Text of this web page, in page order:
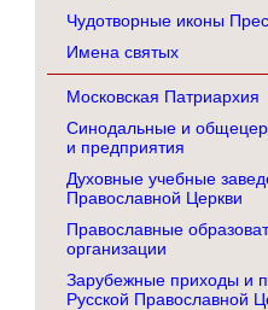
Чудотворные иконы
Имена святых
Московская Патриархия
Синодальные и
и предприятия
Духовные учебные
Православной Церкви
Православные
организации
Зарубежные приходы и
Русской Православной